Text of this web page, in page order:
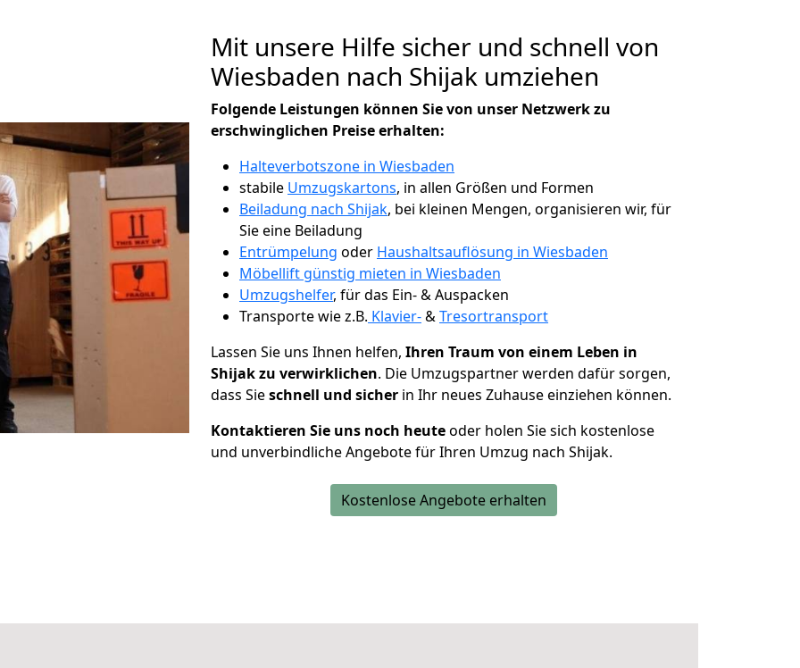
Mit unsere Hilfe sicher und schnell von
Wiesbaden nach Shijak umziehen
Folgende Leistungen können Sie von unser Netzwerk zu
erschwinglichen Preise erhalten:
Halteverbotszone in Wiesbaden
stabile Umzugskartons, in allen Größen und Formen
Beiladung nach Shijak, bei kleinen Mengen, organisieren wir, für
Sie eine Beiladung
Entrümpelung oder Haushaltsauflösung in Wiesbaden
Möbellift günstig mieten in Wiesbaden
Umzugshelfer, für das Ein- & Auspacken
Transporte wie z.B. Klavier-&Tresortransport
Lassen Sie uns Ihnen helfen, Ihren Traum von einem Leben in
Shijak zu verwirklichen. Die Umzugspartner werden dafür sorgen,
dass Sieschnell und sicher in Ihr neues Zuhause einziehen können.
Kontaktieren Sie uns noch heuteoder holen Sie sich kostenlose
und unverbindliche Angebote für Ihren Umzug nach Shijak.
Kostenlose Angebote erhalten